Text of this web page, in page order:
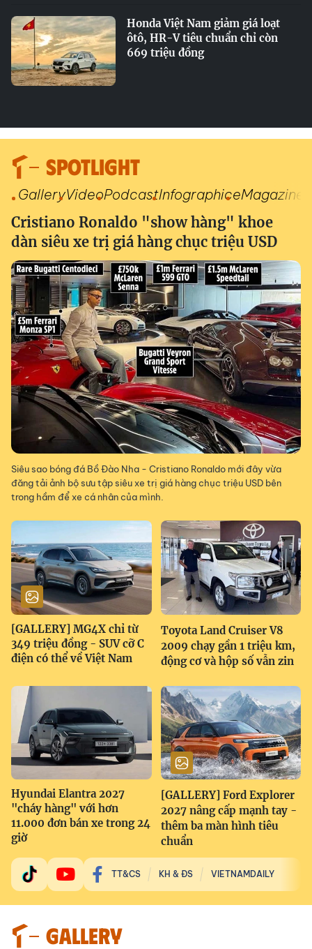
Honda Việt Nam giảm giá loạt
ôtô, HR-V tiêu chuẩn chỉ còn
669 triệu đồng
SPOTLIGHT
GalleryVideoPodcastInfographiceMagazine
Cristiano Ronaldo "show hàng" khoe
dàn siêu xe trị giá hàng chục triệu USD
Siêu sao bóng đá Bồ Đào Nha - Cristiano Ronaldo mới đây vừa
đăng tải ảnh bộ sưu tập siêu xe trị giá hàng chục triệu USD bên
trong hầm để xe cá nhân của mình.
[GALLERY] MG4X chỉ từ
349 triệu đồng - SUV cỡ C
điện có thể về Việt Nam
Toyota Land Cruiser V8
2009 chạy gần 1 triệu km,
động cơ và hộp số vẫn zin
Hyundai Elantra 2027
"cháy hàng" với hơn
11.000 đơn bán xe trong 24
giờ
[GALLERY] Ford Explorer
2027 nâng cấp mạnh tay -
thêm ba màn hình tiêu
chuẩn
TT&CS KH & ĐS VIETNAMDAILY
GALLERY